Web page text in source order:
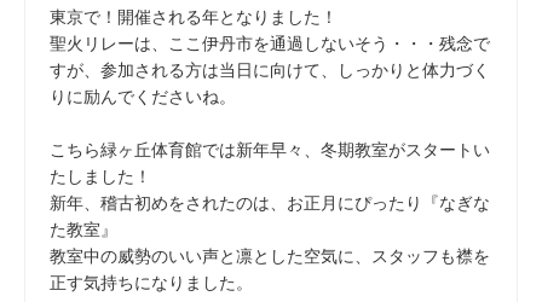
東京で！開催される年となりました！
聖火リレーは、ここ伊丹市を通過しないそう・・・残念で
すが、参加される方は当日に向けて、しっかりと体力づく
りに励んでくださいね。
こちら緑ヶ丘体育館では新年早々、冬期教室がスタートい
たしました！
新年、稽古初めをされたのは、お正月にぴったり『なぎな
た教室』
教室中の威勢のいい声と凛とした空気に、スタッフも襟を
正す気持ちになりました。